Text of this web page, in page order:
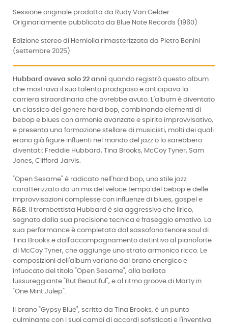
Sessione originale prodotta da Rudy Van Gelder -
Originariamente pubblicato da Blue Note Records (1960)
Edizione stereo di Hemiolia rimasterizzata da Pietro Benini
(settembre 2025)
Hubbard aveva solo 22 anni quando registrò questo album
che mostrava il suo talento prodigioso e anticipava la
carriera straordinaria che avrebbe avuto. L'album è diventato
un classico del genere hard bop, combinando elementi di
bebop e blues con armonie avanzate e spirito improvvisativo,
e presenta una formazione stellare di musicisti, molti dei quali
erano già figure influenti nel mondo del jazz o lo sarebbero
diventati: Freddie Hubbard, Tina Brooks, McCoy Tyner, Sam
Jones, Clifford Jarvis.
"Open Sesame" è radicato nell'hard bop, uno stile jazz
caratterizzato da un mix del veloce tempo del bebop e delle
improvvisazioni complesse con influenze di blues, gospel e
R&B. Il trombettista Hubbard è sia aggressivo che lirico,
segnato dalla sua precisione tecnica e fraseggio emotivo. La
sua performance è completata dal sassofono tenore soul di
Tina Brooks e dall'accompagnamento distintivo al pianoforte
di McCoy Tyner, che aggiunge uno strato armonico ricco. Le
composizioni dell'album variano dal brano energico e
infuocato del titolo "Open Sesame", alla ballata
lussureggiante "But Beautiful", e al ritmo groove di Marty in
"One Mint Julep".
Il brano "Gypsy Blue", scritto da Tina Brooks, è un punto
culminante con i suoi cambi di accordi sofisticati e l'inventiva